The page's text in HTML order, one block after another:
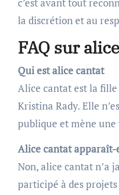
la discrétion et au
FAQ sur
Qui est alice cantat
Alice cantat est la
Kristina Rady. Elle
publique et mène
Alice cantat apparaît-
Non, alice cantat n’a
participé à des